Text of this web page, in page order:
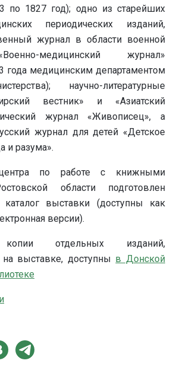
по 1827 год); одно из старейших
периодических изданий,
журнал в области военной
медицинский журнал»
года медицинским департаментом
научно-литературные
вестник» и «Азиатский
журнал «Живописец», а
журнал для детей «Детское
и разума».
по работе с книжными
области подготовлен
каталог выставки (доступны как
версии).
копии отдельных изданий,
выставке, доступны в Донской